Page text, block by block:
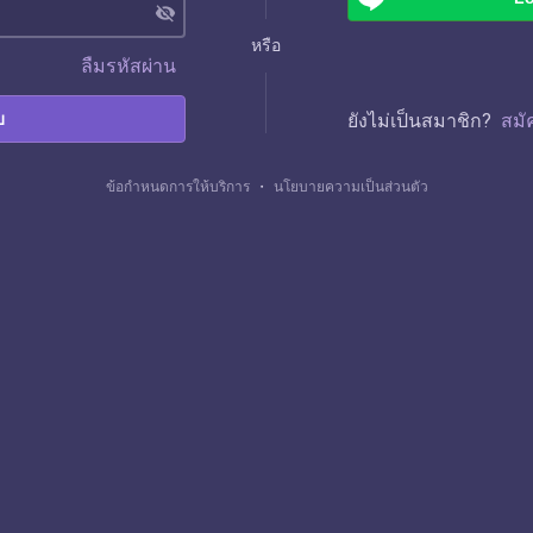
visibility_off
ลืมรหัสผ่าน
หรือ
ยังไม่เป็นสมาชิก? สมั
ข้อกำหนดการให้บริการ ・ นโยบายความเป็นส่วนตัว